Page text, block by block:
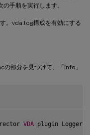
手順を実行します。
。vda.log構成を有効にする
部分を見つけて、「info」
VDA plugin Logger